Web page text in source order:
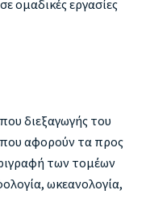
ομαδικές εργασίες
διεξαγωγής του
αφορούν τα προς
των τομέων
ωκεανολογία,